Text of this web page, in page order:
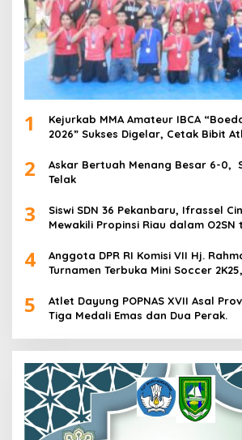
1
Kejurkab MMA Amateur IBCA
2026” Sukses Digelar, Cetak Bibit
2
Askar Bertuah Menang Besar 6-0,
Telak
3
Siswi SDN 36 Pekanbaru, Ifrassel
Mewakili Propinsi Riau dalam
4
Anggota DPR RI Komisi VII Hj.
Turnamen Terbuka Mini Soccer
5
Atlet Dayung POPNAS XVII Asal
Tiga Medali Emas dan Dua Perak.